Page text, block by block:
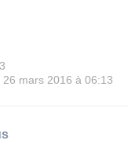
26 mars 2016 à 06:13